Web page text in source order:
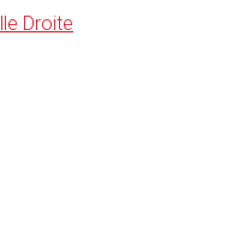
Droite